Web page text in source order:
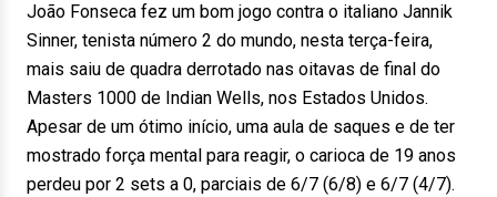
João Fonseca fez um bom jogo contra o italiano Jannik
Sinner, tenista número 2 do mundo, nesta terça-feira,
mais saiu de quadra derrotado nas oitavas de final do
Masters 1000 de Indian Wells, nos Estados Unidos.
Apesar de um ótimo início, uma aula de saques e de ter
mostrado força mental para reagir, o carioca de 19 anos
perdeu por 2 sets a 0, parciais de 6/7 (6/8) e 6/7 (4/7).